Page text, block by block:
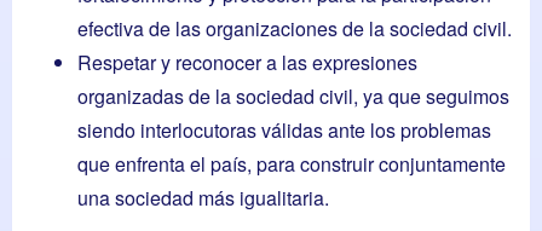
efectiva de las organizaciones de la sociedad civil.
Respetar y reconocer a las expresiones
organizadas de la sociedad civil, ya que seguimos
siendo interlocutoras válidas ante los problemas
que enfrenta el país, para construir conjuntamente
una sociedad más igualitaria.